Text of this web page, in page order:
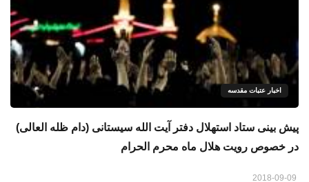
اخبار عتبات مقدسه
پیش بینی ستاد استهلال دفتر آیت الله سیستانی (دام ظله العالی)
در خصوص رویت هلال ماه محرم الحرام